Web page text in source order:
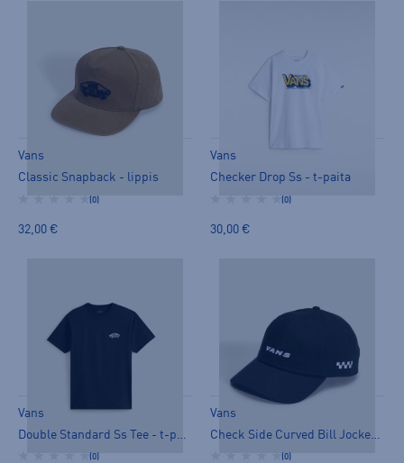
Vans
Classic Snapback - lippis
(0)
32,00 €
Vans
Checker Drop Ss - t-paita
(0)
30,00 €
Vans
(0)
Vans
(0)